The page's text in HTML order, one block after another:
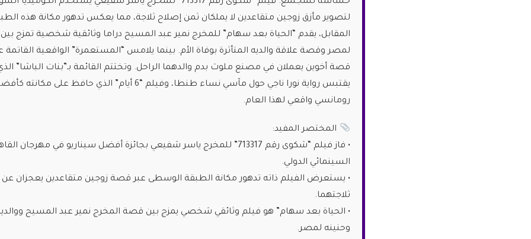
حساسة للمجتمع. فيلم “شكوى رقم 713317” للمخرج ياسر شفيعي يستخدم الكوميديا
لتصوير مأزق زوجين متقاعدين لا يملكان ثمن إصلاح ثلاجة، مما يعكس تدهور مكانة هذه
المقابل، يقدم “الحياة بعد سهام” للمخرج نمير عبد المسيح دراما وثائقية شخصية تمزج بين
لمصر وقصة علاقة والديه المتأثرة بوفاة الأم. بينما يلامس “المستعمرة” الواقعية القاتمة
قصة أخوين يعملان في مصنع ملوث بدم والدهما الراحل. وتختتم القائمة بـ”بنات الباشا”
يقتبس رواية نورا ناجي حول مآسي نساء طنطا، وفيلم “6 أيام” الذي حافظ على
رومانسي واقعي لهذا العام.
المختصر المفيد:
• فاز فيلم “شكوى رقم 713317” للمخرج ياسر شفيعي بجائزة أفضل سيناريو في مهرجان
السينمائي الدولي.
• يستعرض الفيلم ذاته تدهور مكانة الطبقة الوسطى عبر قصة زوجين متقاعدين يعجزان عن
ثلاجتهما.
• الحياة بعد سهام” هو فيلم وثائقي شخصي يمزج بين قصة المخرج نمير عبد المسيح
وحنينه لمصر.